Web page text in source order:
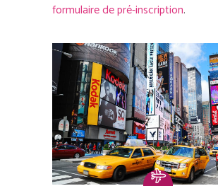
formulaire de pré-inscription.